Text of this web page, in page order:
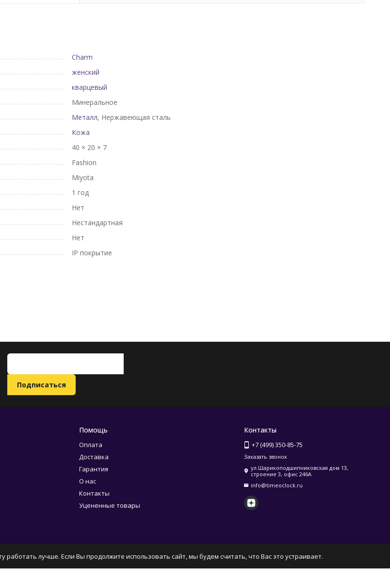
Charm
женский
кварцевый
Минеральное
Металл, Нержавеющая сталь
Кожа
40 × 20 × 7
Fashion
Miyota
1 год
Нет
Нестандартная
Нет
IP покрытие
Помощь
Оплата
Доставка
Гарантия
О нас
Контакты
Уцененные товары
Контакты
+7 (499) 350-85-75
Заказать звонок
ул.Шарикоподшипниковская дом 13,
строение 3, офис 246А
info@timeoclock.ru
работать лучше. Если Вы продолжите использовать сайт, мы будем считать, что Вас это устраивает.